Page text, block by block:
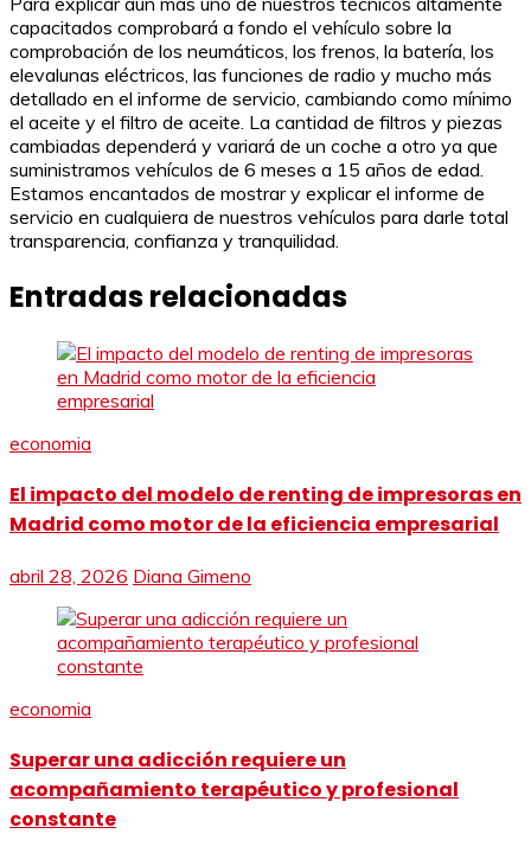
capacitados comprobará a fondo el vehículo sobre la
comprobación de los neumáticos, los frenos, la batería, los
elevalunas eléctricos, las funciones de radio y mucho más
detallado en el informe de servicio, cambiando como mínimo
el aceite y el filtro de aceite. La cantidad de filtros y piezas
cambiadas dependerá y variará de un coche a otro ya que
suministramos vehículos de 6 meses a 15 años de edad.
Estamos encantados de mostrar y explicar el informe de
servicio en cualquiera de nuestros vehículos para darle total
transparencia, confianza y tranquilidad.
Entradas relacionadas
economia
El impacto del modelo de renting de impresoras en
Madrid como motor de la eficiencia empresarial
abril 28, 2026 Diana Gimeno
economia
Superar una adicción requiere un
acompañamiento terapéutico y profesional
constante